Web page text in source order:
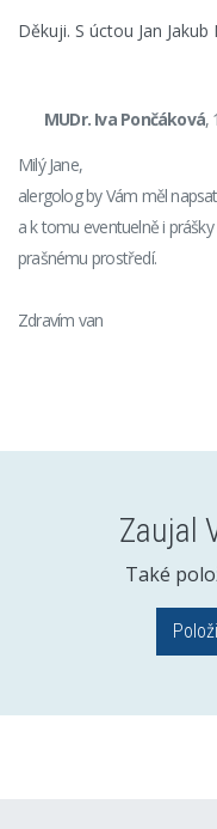
Děkuji. S úctou Jan
MUDr. Iva Pončáková,
Milý Jane,
alergolog by Vám měl
a k tomu eventuelně i
prašnému prostředí.
Zdravím van
Zaujal
Také